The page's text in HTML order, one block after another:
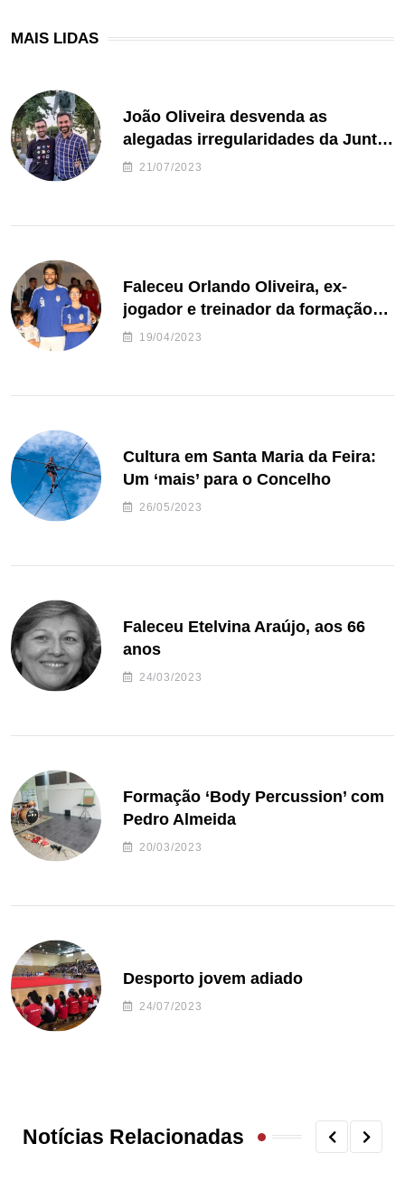
MAIS LIDAS
João Oliveira desvenda as
alegadas irregularidades da Junta
de Freguesia S. João de Ver
21/07/2023
Faleceu Orlando Oliveira, ex-
jogador e treinador da formação
de andebol do Feirense
19/04/2023
Cultura em Santa Maria da Feira:
Um ‘mais’ para o Concelho
26/05/2023
Faleceu Etelvina Araújo, aos 66
anos
24/03/2023
Formação ‘Body Percussion’ com
Pedro Almeida
20/03/2023
Desporto jovem adiado
24/07/2023
Notícias Relacionadas